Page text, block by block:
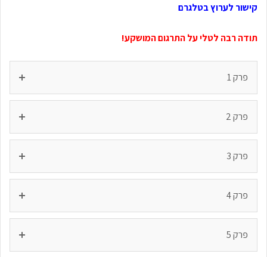
קישור לערוץ בטלגרם
תודה רבה לטלי על התרגום המושקע!
פרק 1
פרק 2
פרק 3
פרק 4
פרק 5